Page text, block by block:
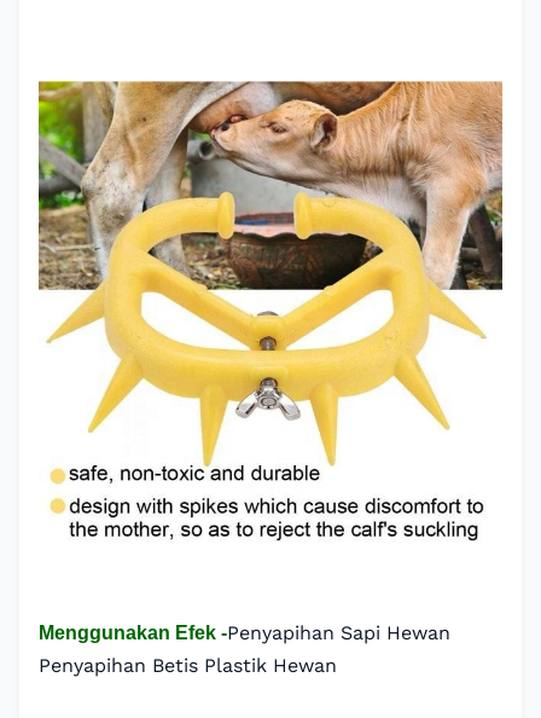
Menggunakan Efek -Penyapihan Sapi Hewan
Penyapihan Betis Plastik Hewan